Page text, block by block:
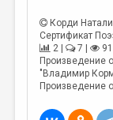
МЕДИА
ВКОНТАКТЕ
Корди
Сертификат
2 |
7 |
Произведение
"Владимир
Произведение